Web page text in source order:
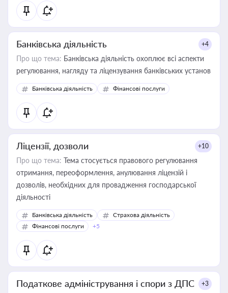
Банківська діяльність +4
Про що тема: Банківська діяльність охоплює всі аспекти
регулювання, нагляду та ліцензування банківських установ
Банківська діяльність Фінансові послуги
Ліцензії, дозволи +10
Про що тема: Тема стосується правового регулювання
отримання, переоформлення, анулювання ліцензій і
дозволів, необхідних для провадження господарської
діяльності
Банківська діяльність
Страхова діяльність
Фінансові послуги
+5
Податкове адміністрування і спори з ДПС +3